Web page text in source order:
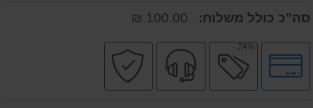
סה"כ כולל משלוח:
לחץ
לאפשרויות
תשלומים
24% - מבצע
שירות
מקצועי